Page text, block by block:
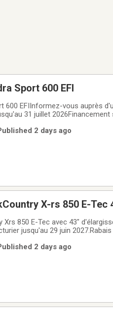
Sport 600 EFI
600 EFIInformez-vous auprès
31 juillet
2 days ago
X-rs 850 E-Tec
850 E-Tec avec 43"
jusqu'au 29 juin
sur place et
2 days ago